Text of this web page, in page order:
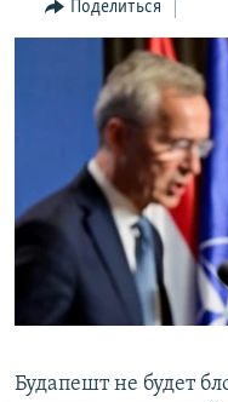
КЫРГЫЗЧА
ТОҶИКӢ
TÜRKMENÇE
Все сайты РСЕ/РС
Поделиться
Будапешт не будет